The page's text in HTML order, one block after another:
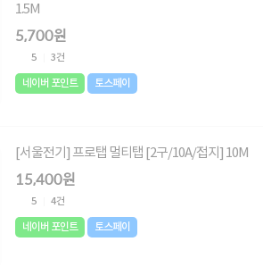
1.5M
5,700원
5 3건
네이버 포인트 토스페이
[서울전기] 프로탭 멀티탭 [2구/10A/접지] 10M
15,400원
5 4건
네이버 포인트 토스페이